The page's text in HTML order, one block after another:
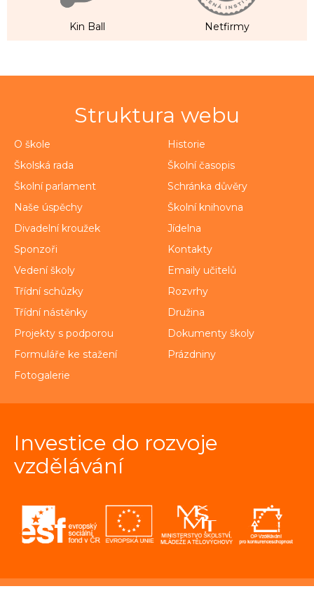
Kin Ball Netfirmy
Struktura webu
O škole
Historie
Školská rada
Školní časopis
Školní parlament
Schránka důvěry
Naše úspěchy
Školní knihovna
Divadelní kroužek
Jídelna
Sponzoři
Kontakty
Vedení školy
Emaily učitelů
Třídní schůzky
Rozvrhy
Třídní nástěnky
Družina
Projekty s podporou
Dokumenty školy
Formuláře ke stažení
Prázdniny
Fotogalerie
Investice do rozvoje
vzdělávání